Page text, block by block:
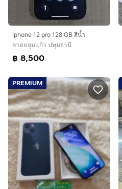
iphone 12 pro 128 GB สีน้ำ
ลาดหลุมแก้ว ปทุมธานี
฿ 8,500
PREMIUM